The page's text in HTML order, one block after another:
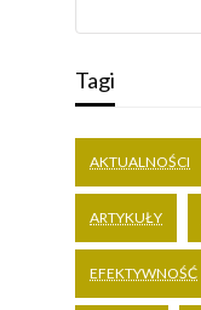
Tagi
AKTUALNOŚCI
ARTYKUŁY
EFEKTYWNOŚĆ